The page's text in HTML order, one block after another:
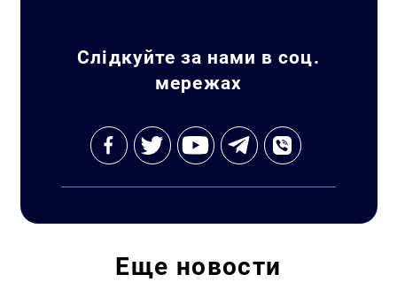
Слідкуйте за нами в соц.
мережах
Еще новости